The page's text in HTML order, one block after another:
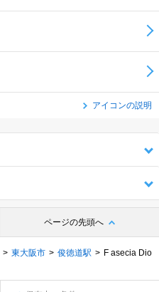
アイコンの説明
ページの先頭へ
東大阪市 俊徳道駅
F asecia Dio